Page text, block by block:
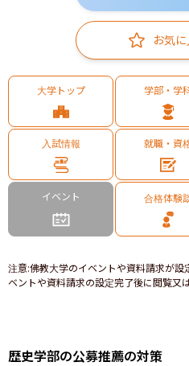
お気に
大学トップ 学部・学
入試情報 就職・資
イベント 合格体験
注意:佛教大学のイベントや資料請求が設
ベントや資料請求の設定完了後に閲覧又
歴史学部の公募推薦の対策